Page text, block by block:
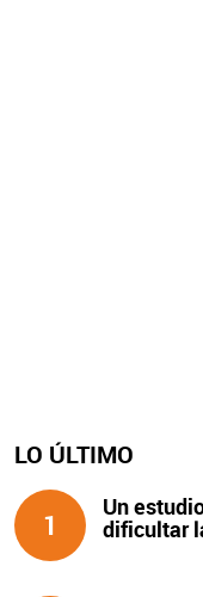
LO ÚLTIMO
1
Un
dificultar